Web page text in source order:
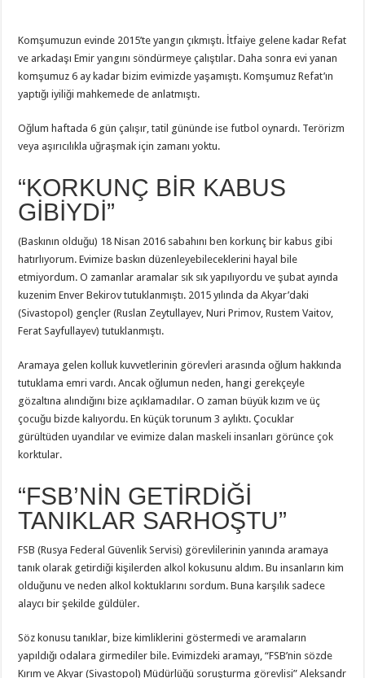
Komşumuzun evinde 2015’te yangın çıkmıştı. İtfaiye gelene kadar Refat
ve arkadaşı Emir yangını söndürmeye çalıştılar. Daha sonra evi yanan
komşumuz 6 ay kadar bizim evimizde yaşamıştı. Komşumuz Refat’ın
yaptığı iyiliği mahkemede de anlatmıştı.
Oğlum haftada 6 gün çalışır, tatil gününde ise futbol oynardı. Terörizm
veya aşırıcılıkla uğraşmak için zamanı yoktu.
“KORKUNÇ BİR KABUS
GİBİYDİ”
(Baskının olduğu) 18 Nisan 2016 sabahını ben korkunç bir kabus gibi
hatırlıyorum. Evimize baskın düzenleyebileceklerini hayal bile
etmiyordum. O zamanlar aramalar sık sık yapılıyordu ve şubat ayında
kuzenim Enver Bekirov tutuklanmıştı. 2015 yılında da Akyar’daki
(Sivastopol) gençler (Ruslan Zeytullayev, Nuri Primov, Rustem Vaitov,
Ferat Sayfullayev) tutuklanmıştı.
Aramaya gelen kolluk kuvvetlerinin görevleri arasında oğlum hakkında
tutuklama emri vardı. Ancak oğlumun neden, hangi gerekçeyle
gözaltına alındığını bize açıklamadılar. O zaman büyük kızım ve üç
çocuğu bizde kalıyordu. En küçük torunum 3 aylıktı. Çocuklar
gürültüden uyandılar ve evimize dalan maskeli insanları görünce çok
korktular.
“FSB’NİN GETİRDİĞİ
TANIKLAR SARHOŞTU”
FSB (Rusya Federal Güvenlik Servisi) görevlilerinin yanında aramaya
tanık olarak getirdiği kişilerden alkol kokusunu aldım. Bu insanların kim
olduğunu ve neden alkol koktuklarını sordum. Buna karşılık sadece
alaycı bir şekilde güldüler.
Söz konusu tanıklar, bize kimliklerini göstermedi ve aramaların
yapıldığı odalara girmediler bile. Evimizdeki aramayı, “FSB’nin sözde
Kırım ve Akyar (Sivastopol) Müdürlüğü soruşturma görevlisi” Aleksandr